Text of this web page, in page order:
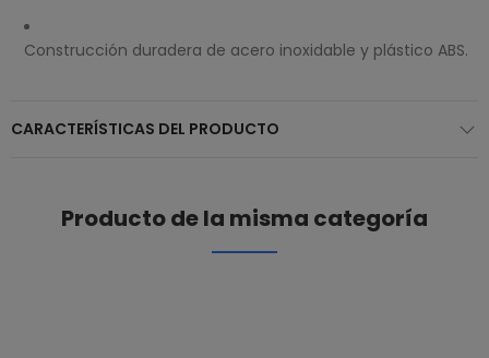
Construcción duradera de acero inoxidable y plástico ABS.
CARACTERÍSTICAS DEL PRODUCTO
Producto de la misma categoría